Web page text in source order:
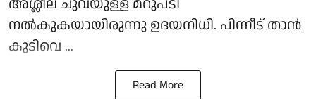
അശ്ലീല ചുവയുള്ള മറുപടി
നൽകുകയായിരുന്നു ഉദയനിധി. പിന്നീട് താൻ
കുടിവെ ...
Read More